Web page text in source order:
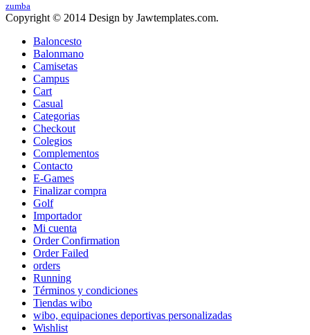
zumba
Copyright © 2014 Design by Jawtemplates.com.
Baloncesto
Balonmano
Camisetas
Campus
Cart
Casual
Categorias
Checkout
Colegios
Complementos
Contacto
E-Games
Finalizar compra
Golf
Importador
Mi cuenta
Order Confirmation
Order Failed
orders
Running
Términos y condiciones
Tiendas wibo
wibo, equipaciones deportivas personalizadas
Wishlist